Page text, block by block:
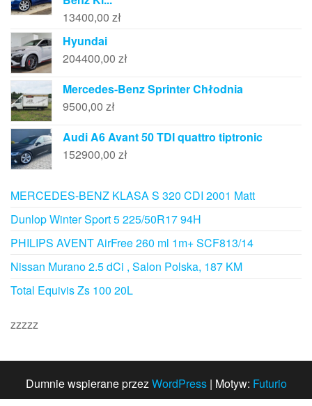
13400,00 zł
Hyundai
204400,00 zł
Mercedes-Benz Sprinter Chłodnia
9500,00 zł
Audi A6 Avant 50 TDI quattro tiptronic
152900,00 zł
MERCEDES-BENZ KLASA S 320 CDI 2001 Matt
Dunlop Winter Sport 5 225/50R17 94H
PHILIPS AVENT AirFree 260 ml 1m+ SCF813/14
Nissan Murano 2.5 dCi , Salon Polska, 187 KM
Total Equivis Zs 100 20L
zzzzz
Dumnie wspierane przezWordPress | Motyw: Futurio